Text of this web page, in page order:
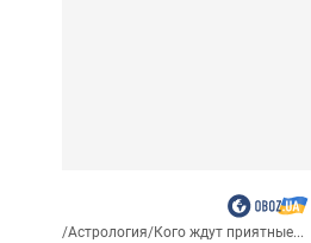
/Астрология/Кого ждут приятные...